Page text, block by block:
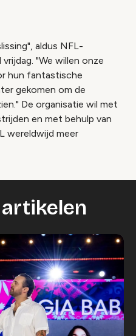
aldus NFL-
"We willen onze
hun fantastische
gekomen om de
De organisatie wil met
en met behulp van
wereldwijd meer